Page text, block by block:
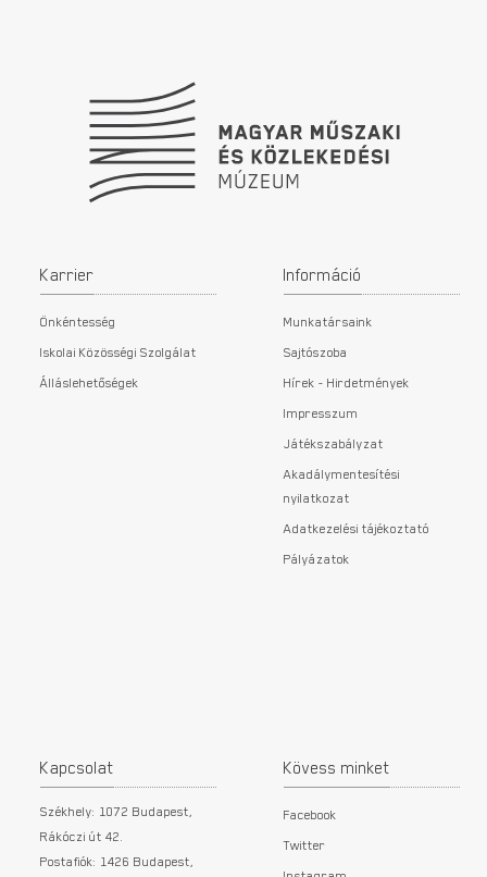
Karrier
Önkéntesség
Iskolai Közösségi Szolgálat
Álláslehetőségek
Információ
Munkatársaink
Sajtószoba
Hírek - Hirdetmények
Impresszum
Játékszabályzat
Akadálymentesítési
nyilatkozat
Adatkezelési tájékoztató
Pályázatok
Kapcsolat
Székhely: 1072 Budapest,
Rákóczi út 42.
Postafiók: 1426 Budapest,
Kövess minket
Facebook
Twitter